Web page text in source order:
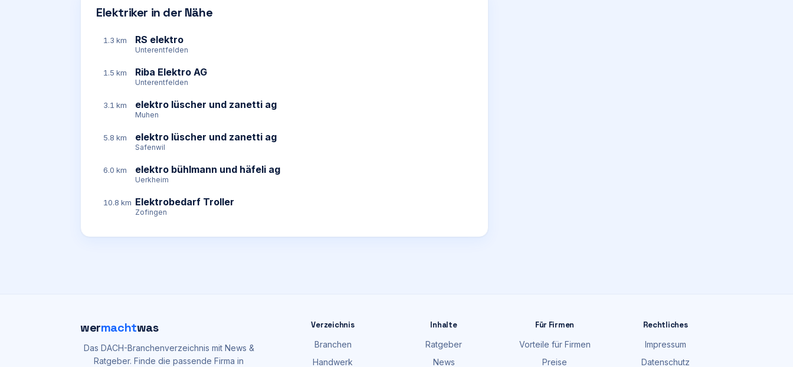
Elektriker in der Nähe
1.3 km RS elektro
Unterentfelden
1.5 km Riba Elektro AG
Unterentfelden
3.1 km elektro lüscher und zanetti ag
Muhen
5.8 km elektro lüscher und zanetti ag
Safenwil
6.0 km elektro bühlmann und häfeli ag
Uerkheim
10.8 km Elektrobedarf Troller
Zofingen
wermachtwas
Das DACH-Branchenverzeichnis mit News &
Ratgeber. Finde die passende Firma in
Verzeichnis
Branchen
Handwerk
Inhalte
Ratgeber
News
Für Firmen
Vorteile für Firmen
Preise
Rechtliches
Impressum
Datenschutz